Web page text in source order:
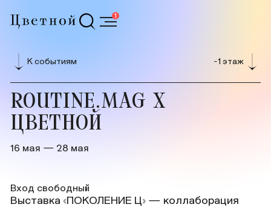
1
К событиям -1 этаж
ROUTINE.MAG X
ЦВЕТНОЙ
16 мая — 28 мая
Вход свободный
Выставка «ПОКОЛЕНИЕ Ц» — коллаборация